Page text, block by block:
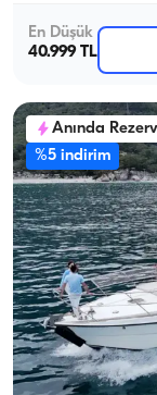
En Düşük
40.999 TL
Anında
%5 indirim